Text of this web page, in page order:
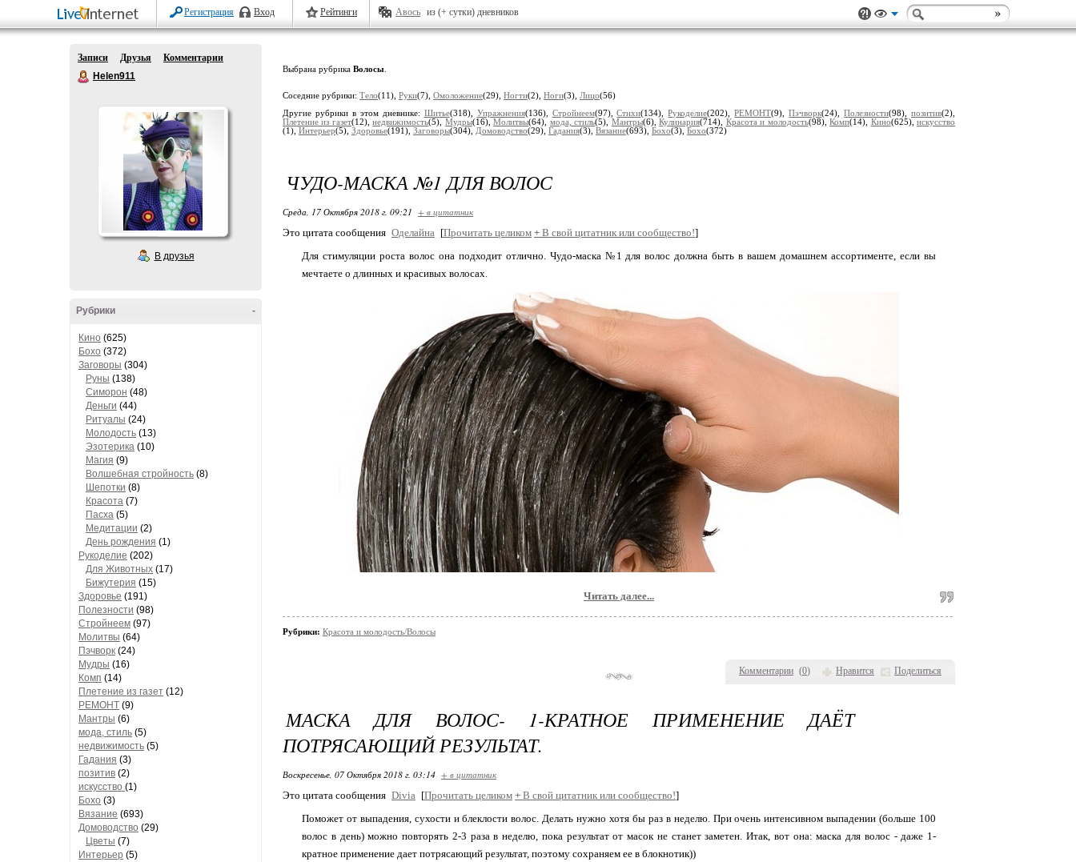
Регистрация Вход Рейтинги Авось из (+ сутки) дневников
Записи Друзья
Комментарии
Helen911
В друзья
-
Рубрики
Кино (625)
Бохо (372)
Заговоры (304)
Руны (138)
Симорон (48)
Деньги (44)
Ритуалы (24)
Молодость (13)
Эзотерика (10)
Магия (9)
Волшебная стройность (8)
Шепотки (8)
Красота (7)
Пасха (5)
Медитации (2)
День рождения (1)
Рукоделие (202)
Для Животных (17)
Бижутерия (15)
Здоровье (191)
Полезности (98)
Стройнеем (97)
Молитвы (64)
Пэчворк (24)
Мудры (16)
Комп (14)
Плетение из газет (12)
РЕМОНТ (9)
Мантры (6)
мода, стиль (5)
недвижимость (5)
Гадания (3)
позитив (2)
искусство (1)
Бохо (3)
Вязание (693)
Домоводство (29)
Цветы (7)
Интерьер (5)
Выбрана рубрика Волосы
Соседние рубрики: Тело(11), Руки(7), Омоложение(29), Ногти(2), Ноги(3), Лицо(56)
Другие рубрики в этом дневнике: Шитье(318), Упражнения(136), Стройнеем(97),Стихи(134),Рукоделие(202),РЕМОНТ(9),Пэчворк(24),Полезности(98),позитив(2),
Плетение из газет(12),недвижимость(5), Мудры(16),Молитвы(64), мода, стиль(5), Мантры(6),Кулинария(714), Красота и молодость(98),Комп(14), Кино(625),искусство
(1), Интерьер(5), Здоровье(191), Заговоры(304), Домоводство(29), Гадания(3), Вязание(693), Бохо(3), Бохо(372)
Комментарии (0) Нравится Поделиться
ЧУДО-МАСКА №1 ДЛЯ ВОЛОС
Среда, 17 Октября 2018 г. 09:21 + в цитатник
Это цитата сообщения Оделайна [Прочитать целиком + В свой цитатник или сообщество!]
Для стимуляции роста волос она подходит отлично. Чудо-маска №1 для волос должна быть в вашем домашнем ассортименте, если вы
мечтаете о длинных и красивых волосах.
Читать далее...
Рубрики: Красота и молодость/Волосы
МАСКА ДЛЯ ВОЛОС- 1-КРАТНОЕ ПРИМЕНЕНИЕ ДАЁТ
ПОТРЯСАЮЩИЙ РЕЗУЛЬТАТ.
Воскресенье, 07 Октября 2018 г. 03:14 + в цитатник
Это цитата сообщения Divia [Прочитать целиком + В свой цитатник или сообщество!]
Поможет от выпадения, сухости и блеклости волос. Делать нужно хотя бы раз в неделю. При очень интенсивном выпадении (больше 100
волос в день) можно повторять 2-3 раза в неделю, пока результат от масок не станет заметен. Итак, вот она: маска для волос - даже 1-
кратное применение дает потрясающий результат, поэтому сохраняем ее в блокнотик))